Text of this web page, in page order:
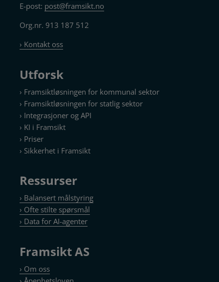
E-post: post@framsikt.no
Org.nr. 913 187 512
› Kontakt oss
Utforsk
› Framsiktløsningen for kommunal sektor
› Framsiktløsningen for statlig sektor
› Integrasjoner og API
› KI i Framsikt
› Priser
› Sikkerhet i Framsikt
Ressurser
› Balansert målstyring
› Ofte stilte spørsmål
› Data for AI-agenter
Framsikt AS
› Om oss